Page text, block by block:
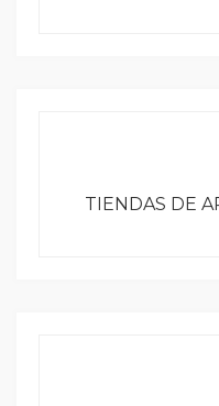
TIENDAS DE